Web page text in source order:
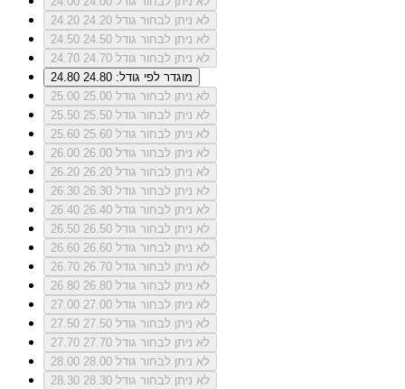
24.20
לא ניתן לבחור גודל 24.20
24.50
לא ניתן לבחור גודל 24.50
24.70
לא ניתן לבחור גודל 24.70
24.80
מוגדר לפי גודל: 24.80
25.00
לא ניתן לבחור גודל 25.00
25.50
לא ניתן לבחור גודל 25.50
25.60
לא ניתן לבחור גודל 25.60
26.00
לא ניתן לבחור גודל 26.00
26.20
לא ניתן לבחור גודל 26.20
26.30
לא ניתן לבחור גודל 26.30
26.40
לא ניתן לבחור גודל 26.40
26.50
לא ניתן לבחור גודל 26.50
26.60
לא ניתן לבחור גודל 26.60
26.70
לא ניתן לבחור גודל 26.70
26.80
לא ניתן לבחור גודל 26.80
27.00
לא ניתן לבחור גודל 27.00
27.50
לא ניתן לבחור גודל 27.50
27.70
לא ניתן לבחור גודל 27.70
28.00
לא ניתן לבחור גודל 28.00
28.30
לא ניתן לבחור גודל 28.30